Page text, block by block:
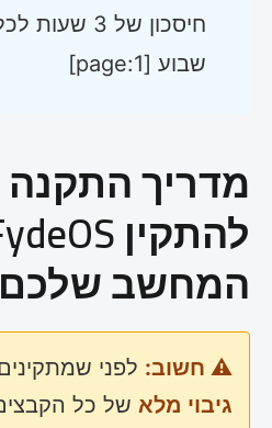
חיסכון של 3
שבוע [page:1]
מדריך
המחשב שלכם
⚠️ חשוב: לפני
גיבוי מלא של כל